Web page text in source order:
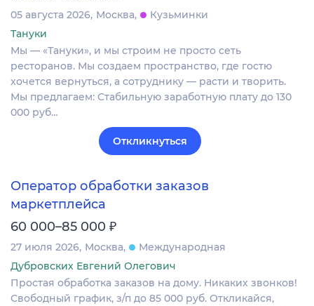
05 августа 2026 Москва
Кузьминки
Тануки
Мы — «Тануки», и мы строим не просто сеть
ресторанов. Мы создаем пространство, где гостю
хочется вернуться, а сотруднику — расти и творить.
Мы предлагаем: Стабильную заработную плату до 130
000 руб…
Откликнуться
Оператор обработки заказов
маркетплейса
60 000–85 000 ₽
27 июля 2026 Москва
Международная
Дубровских Евгений Олегович
Простая обработка заказов на дому. Никаких звонков!
Свободный график, з/п до 85 000 руб. Откликайся,